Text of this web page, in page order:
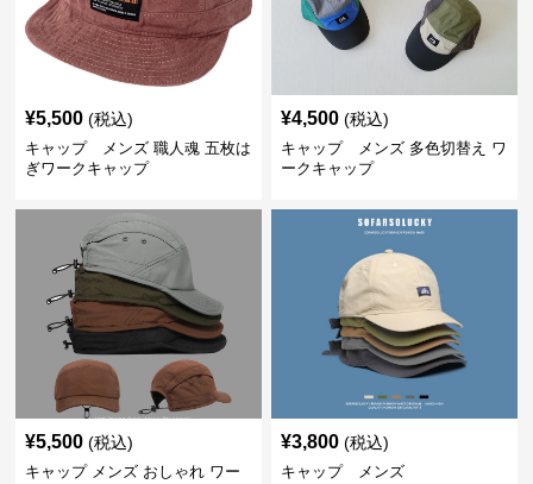
¥5,500 (税込)
キャップ メンズ 職人魂 五枚は
ぎワークキャップ
¥4,500 (税込)
キャップ メンズ 多色切替え ワ
ークキャップ
¥5,500 (税込)
キャップ メンズ おしゃれ ワー
¥3,800 (税込)
キャップ メンズ